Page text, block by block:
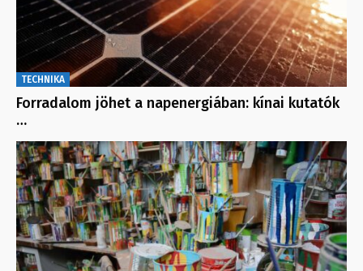
TECHNIKA
Forradalom jöhet a napenergiában: kínai kutatók
…